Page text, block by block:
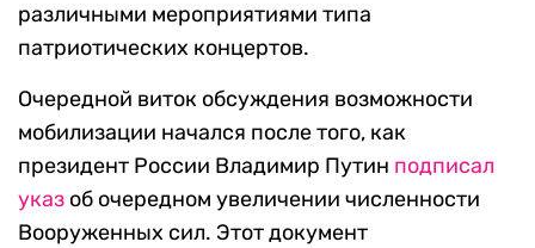
различными мероприятиями типа
патриотических концертов.
Очередной виток обсуждения возможности
мобилизации начался после того, как
президент России Владимир Путин подписал
указ об очередном увеличении численности
Вооруженных сил. Этот документ